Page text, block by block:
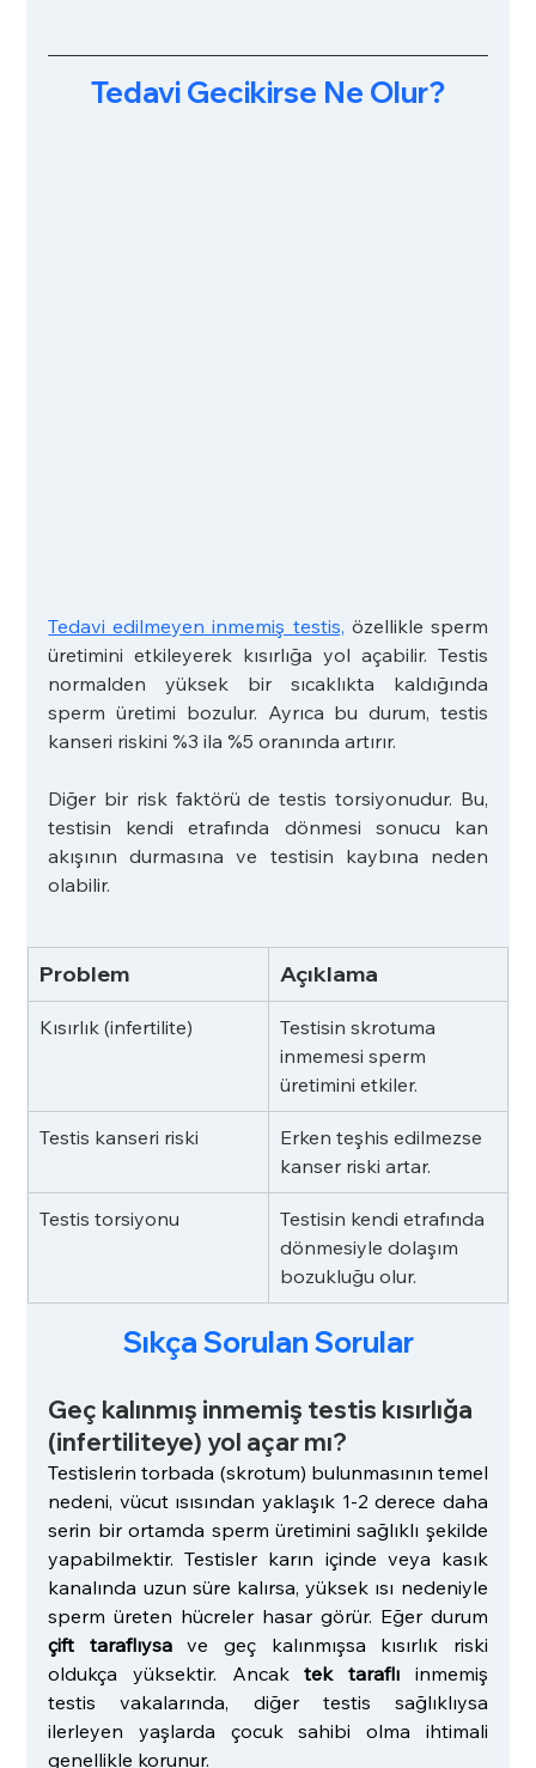
Tedavi Gecikirse Ne Olur?
Tedavi edilmeyen inmemiş testis, özellikle sperm
üretimini etkileyerek kısırlığa yol açabilir. Testis
normalden yüksek bir sıcaklıkta kaldığında
sperm üretimi bozulur. Ayrıca bu durum, testis
kanseri riskini %3 ila %5 oranında artırır.
Diğer bir risk faktörü de testis torsiyonudur. Bu,
testisin kendi etrafında dönmesi sonucu kan
akışının durmasına ve testisin kaybına neden
olabilir.
Problem Açıklama
Kısırlık (infertilite)
Testisin skrotuma
inmemesi sperm
üretimini etkiler.
Testis kanseri riski
Erken teşhis edilmezse
kanser riski artar.
Testis torsiyonu
Testisin kendi etrafında
dönmesiyle dolaşım
bozukluğu olur.
Sıkça Sorulan Sorular
Geç kalınmış inmemiş testis kısırlığa
(infertiliteye) yol açar mı?
Testislerin torbada (skrotum) bulunmasının temel
nedeni, vücut ısısından yaklaşık 1-2 derece daha
serin bir ortamda sperm üretimini sağlıklı şekilde
yapabilmektir. Testisler karın içinde veya kasık
kanalında uzun süre kalırsa, yüksek ısı nedeniyle
çift taraflıysa ve geç kalınmışsa kısırlık riski
oldukça yüksektir. Ancak tek taraflı inmemiş
testis vakalarında, diğer testis sağlıklıysa
ilerleyen yaşlarda çocuk sahibi olma ihtimali
genellikle korunur.